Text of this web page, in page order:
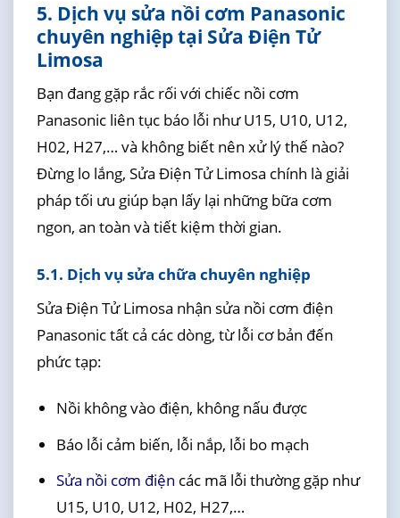
5. Dịch vụ sửa nồi cơm Panasonic
chuyên nghiệp tại Sửa Điện Tử
Limosa
Bạn đang gặp rắc rối với chiếc nồi cơm
Panasonic liên tục báo lỗi như U15, U10, U12,
H02, H27,… và không biết nên xử lý thế nào?
Đừng lo lắng, Sửa Điện Tử Limosa chính là giải
pháp tối ưu giúp bạn lấy lại những bữa cơm
ngon, an toàn và tiết kiệm thời gian.
5.1. Dịch vụ sửa chữa chuyên nghiệp
Sửa Điện Tử Limosa nhận sửa nồi cơm điện
Panasonic tất cả các dòng, từ lỗi cơ bản đến
phức tạp:
Nồi không vào điện, không nấu được
Báo lỗi cảm biến, lỗi nắp, lỗi bo mạch
Sửa nồi cơm điện các mã lỗi thường gặp như
U15, U10, U12, H02, H27,…